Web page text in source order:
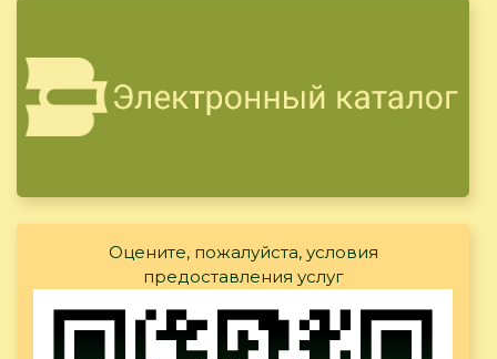
Оцените, пожалуйста, условия
предоставления услуг